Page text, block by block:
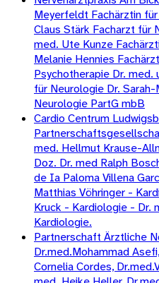
Meyerfeldt Fachärztin
Claus Stärk Facharzt für
med. Ute Kunze
Melanie Hennies
Psychotherapie Dr. med.
für Neurologie Dr.
Neurologie PartG mbB
Cardio Centrum
med. Hellmut Krause-
Doz. Dr. med Ralph
de Ia Paloma Villena
Matthias Vöhringer -
Kruck - Kardiologie - Dr.
Kardiologie.
Partnerschaft Ärztliche
Dr.med.Mohammad
Cornelia Cordes,